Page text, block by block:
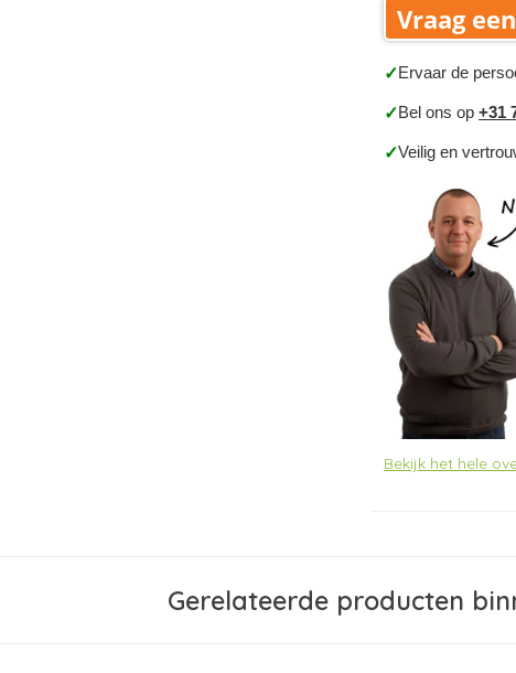
Vraag
✓Ervaar de
✓Bel ons op+31
✓Veilig en
Bekijk het hele
Gerelateerde producten